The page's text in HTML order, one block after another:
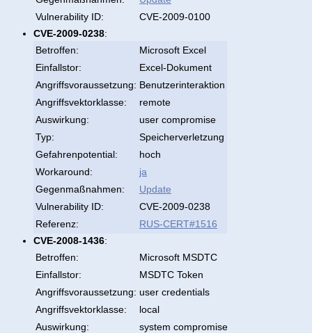
Vulnerability ID:
CVE-2009-0100
CVE-2009-0238:
Betroffen:
Microsoft Excel
Einfallstor:
Excel-Dokument
Angriffsvoraussetzung: Benutzerinteraktion
Angriffsvektorklasse:
remote
Auswirkung:
user compromise
Typ:
Speicherverletzung
Gefahrenpotential:
hoch
Workaround:
ja
Gegenmaßnahmen:
Update
Vulnerability ID:
CVE-2009-0238
Referenz:
RUS-CERT#1516
CVE-2008-1436:
Betroffen:
Microsoft MSDTC
Einfallstor:
MSDTC Token
Angriffsvoraussetzung: user credentials
Angriffsvektorklasse:
local
Auswirkung:
system compromise